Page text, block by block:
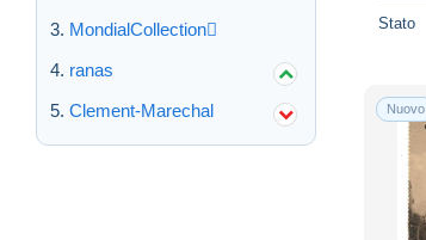
MondialCollection
ranas
Clement-Marechal
Stato
Nuovo